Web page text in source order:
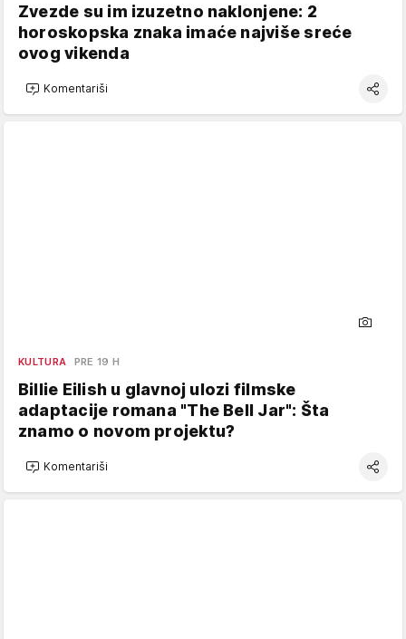
Zvezde su im izuzetno naklonjene: 2
horoskopska znaka imaće najviše sreće
ovog vikenda
Komentariši
KULTURA PRE 19 H
Billie Eilish u glavnoj ulozi filmske
adaptacije romana "The Bell Jar": Šta
znamo o novom projektu?
Komentariši